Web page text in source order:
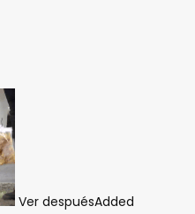
Ver despuésAdded